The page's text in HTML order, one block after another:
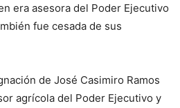
era asesora del Poder Ejecutivo
fue cesada de sus
de José Casimiro Ramos
agrícola del Poder Ejecutivo y